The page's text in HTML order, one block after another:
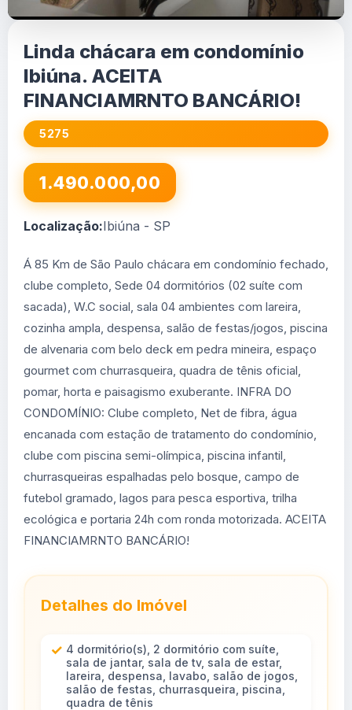
Linda chácara em condomínio
Ibiúna. ACEITA
FINANCIAMRNTO BANCÁRIO!
5275
1.490.000,00
Localização:Ibiúna - SP
Á 85 Km de São Paulo chácara em condomínio fechado,
clube completo, Sede 04 dormitórios (02 suíte com
sacada), W.C social, sala 04 ambientes com lareira,
cozinha ampla, despensa, salão de festas/jogos, piscina
de alvenaria com belo deck em pedra mineira, espaço
gourmet com churrasqueira, quadra de tênis oficial,
pomar, horta e paisagismo exuberante. INFRA DO
CONDOMÍNIO: Clube completo, Net de fibra, água
encanada com estação de tratamento do condomínio,
clube com piscina semi-olímpica, piscina infantil,
churrasqueiras espalhadas pelo bosque, campo de
futebol gramado, lagos para pesca esportiva, trilha
ecológica e portaria 24h com ronda motorizada. ACEITA
FINANCIAMRNTO BANCÁRIO!
Detalhes do Imóvel
4 dormitório(s), 2 dormitório com suíte,
sala de jantar, sala de tv, sala de estar,
lareira, despensa, lavabo, salão de jogos,
salão de festas, churrasqueira, piscina,
quadra de tênis